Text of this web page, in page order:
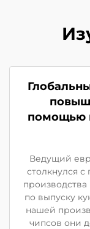
помощью
Ведущий
столкнулся
по выпуску
нашей
чипсов они